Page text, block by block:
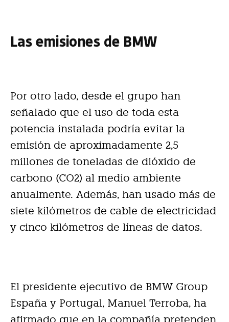
Las emisiones de BMW
Por otro lado, desde el grupo han
señalado que el uso de toda esta
potencia instalada podría evitar la
emisión de aproximadamente 2,5
millones de toneladas de dióxido de
carbono (CO2) al medio ambiente
anualmente. Además, han usado más de
siete kilómetros de cable de electricidad
y cinco kilómetros de líneas de datos.
El presidente ejecutivo de BMW Group
España y Portugal, Manuel Terroba, ha